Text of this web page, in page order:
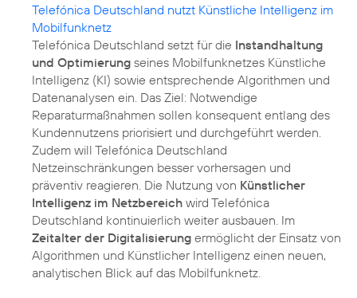
Telefónica Deutschland nutzt Künstliche Intelligenz im
Mobilfunknetz
Telefónica Deutschland setzt für die Instandhaltung
und Optimierung seines Mobilfunknetzes Künstliche
Intelligenz (KI) sowie entsprechende Algorithmen und
Datenanalysen ein. Das Ziel: Notwendige
Reparaturmaßnahmen sollen konsequent entlang des
Kundennutzens priorisiert und durchgeführt werden.
Zudem will Telefónica Deutschland
Netzeinschränkungen besser vorhersagen und
präventiv reagieren. Die Nutzung von Künstlicher
Intelligenz im Netzbereich wird Telefónica
Deutschland kontinuierlich weiter ausbauen. Im
Zeitalter der Digitalisierung ermöglicht der Einsatz von
Algorithmen und Künstlicher Intelligenz einen neuen,
analytischen Blick auf das Mobilfunknetz.